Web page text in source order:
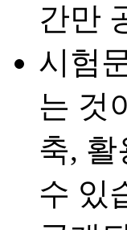
간만
시험
는 것
축,
수 있